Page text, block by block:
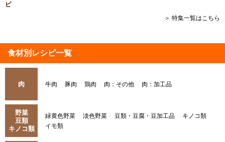
ピ
＞ 特集一覧はこちら
食材別レシピ一覧
肉 牛肉 豚肉 鶏肉 肉：その他 肉：加工品
野菜
豆類
キノコ類
緑黄色野菜 淡色野菜 豆類・豆腐・豆加工品
キノコ類
イモ類